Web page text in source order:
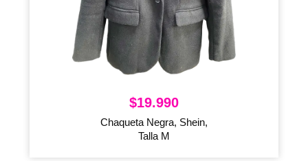
$19.990
Chaqueta Negra, Shein,
Talla M